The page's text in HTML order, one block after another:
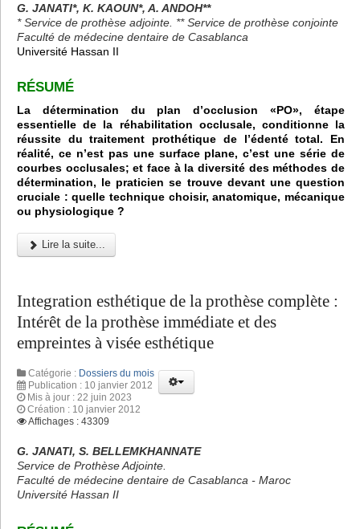
G. JANATI*, K. KAOUN*, A. ANDOH**
* Service de prothèse adjointe. ** Service de prothèse conjointe
Faculté de médecine dentaire de Casablanca
Université Hassan II
RÉSUMÉ
La détermination du plan d’occlusion «PO», étape
essentielle de la réhabilitation occlusale, conditionne la
réussite du traitement prothétique de l’édenté total. En
réalité, ce n’est pas une surface plane, c’est une série de
courbes occlusales; et face à la diversité des méthodes de
détermination, le praticien se trouve devant une question
cruciale : quelle technique choisir, anatomique, mécanique
ou physiologique ?
Lire la suite...
Integration esthétique de la prothèse complète :
Intérêt de la prothèse immédiate et des
empreintes à visée esthétique
Catégorie : Dossiers du mois
Publication : 10 janvier 2012
Mis à jour : 22 juin 2023
Création : 10 janvier 2012
Affichages : 43309
G. JANATI, S. BELLEMKHANNATE
Service de Prothèse Adjointe.
Faculté de médecine dentaire de Casablanca - Maroc
Université Hassan II